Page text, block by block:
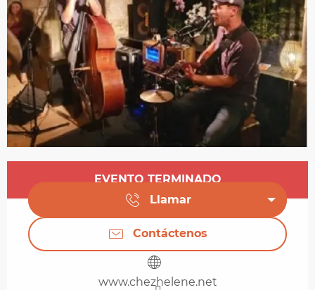
Horarios y datos de contacto
EVENTO TERMINADO
Llamar
Contáctenos
www.chezhelene.net